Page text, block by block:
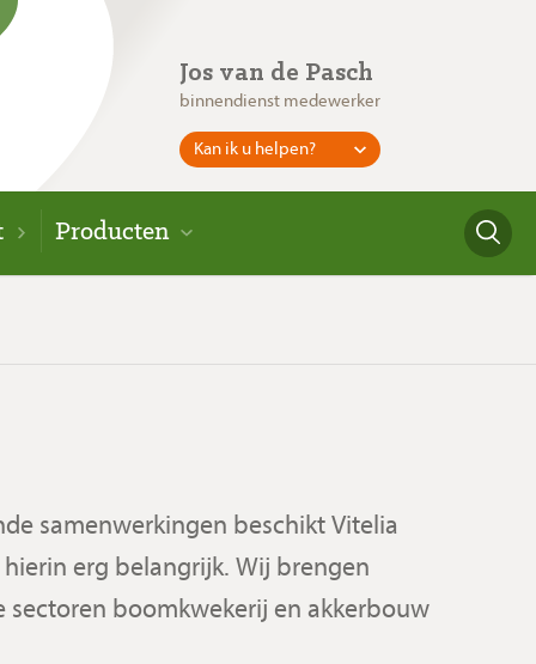
Jos van de Pasch
binnendienst medewerker
Kan ik u helpen?
Producten
samenwerkingen beschikt Vitelia
erg belangrijk. Wij brengen
boomkwekerij en akkerbouw